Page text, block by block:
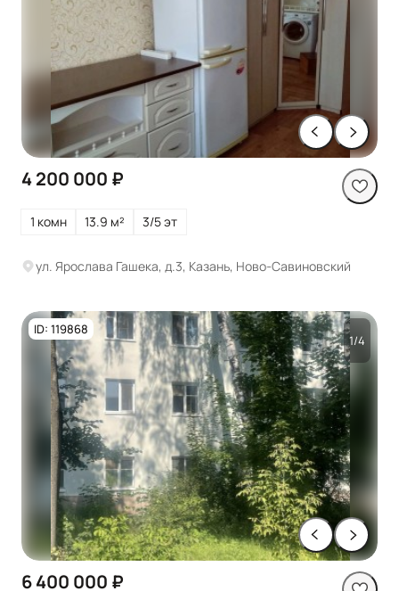
4 200 000 ₽
1 комн 13.9 м² 3/5 эт
ул. Ярослава Гашека, д.3, Казань, Ново-Савиновский
ID: 119868
1/4
6 400 000 ₽